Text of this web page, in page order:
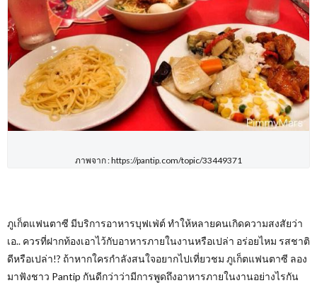
ภาพจาก : https://pantip.com/topic/33449371
ภูเก็ตแฟนตาซี มีบริการอาหารบุฟเฟ่ต์ ทำให้หลายคนเกิดความสงสัยว่า
เอ.. ควรที่ฝากท้องเอาไว้กับอาหารภายในงานหรือเปล่า อร่อยไหม รสชาติ
ดีหรือเปล่า!? ถ้าหากใครกำลังสนใจอยากไปเที่ยวชม ภูเก็ตแฟนตาซี ลอง
มาฟังชาว Pantip กันดีกว่าว่ามีการพูดถึงอาหารภายในงานอย่างไรกัน